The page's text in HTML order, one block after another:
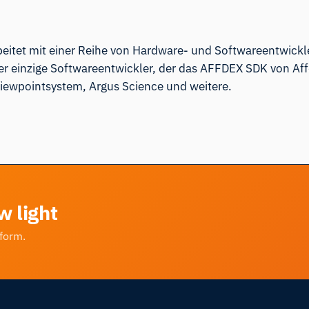
miteiner Reihe von Hardware- und
einzige Softwareentwickler, der das AFFDEX SDK von
Argus Science und weitere.
light